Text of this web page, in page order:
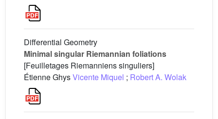
Differential Geometry
Minimal singular Riemannian foliations
[Feuilletages Riemanniens singuliers]
Étienne GhysVicente Miquel ; Robert A. Wolak